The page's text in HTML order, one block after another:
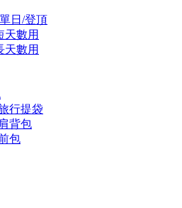
日/登頂
天數用
天數用
行提袋
背包
包